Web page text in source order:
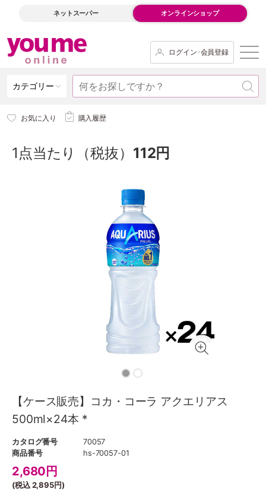
ネットスーパー オンラインショップ
ログイン･会員登録
カテゴリー
お気に入り 購入履歴
1点当たり（税抜） 112円
【ケース販売】コカ・コーラ アクエリアス
500ml×24本 *
カタログ番号
70057
商品番号
hs-70057-01
2,680 円
(税込2,895円)